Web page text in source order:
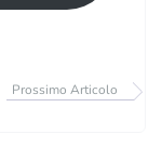
Prossimo Articolo